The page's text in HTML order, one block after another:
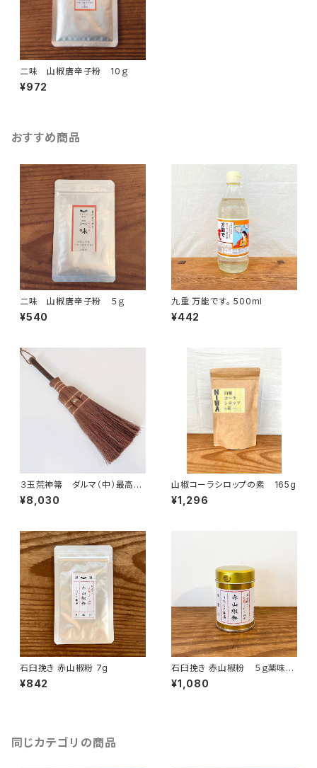
二味 山椒唐辛子粉 10ｇ
¥972
おすすめ商品
二味 山椒唐辛子粉 ５ｇ
¥540
九重 万能です。 500ml
¥442
３玉荒神箒 ダルマ（中）最高級
鬼毛
¥8,030
山椒コーラシロップの素 165g
¥1,296
石臼挽き 赤山椒粉 7g
¥842
石臼挽き 赤山椒粉 ５ｇ薬味缶
付き
¥1,080
同じカテゴリの商品